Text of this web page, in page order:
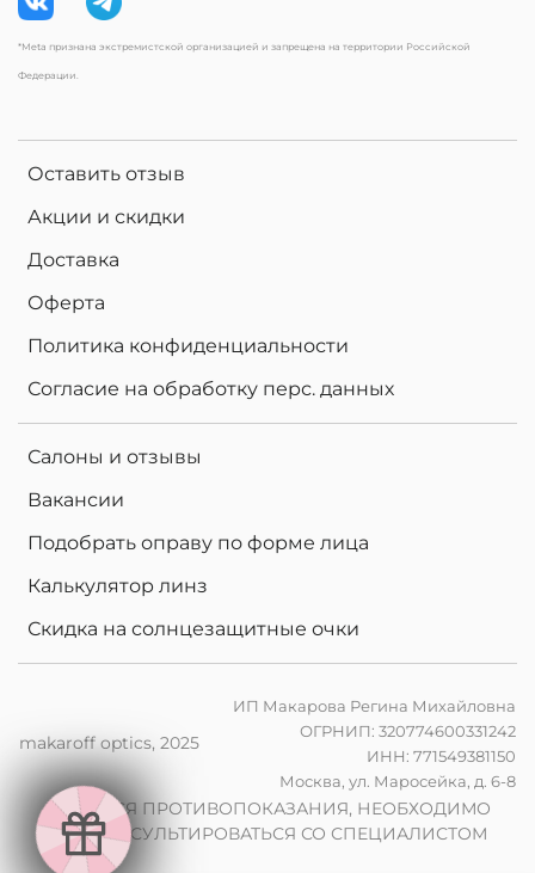
Оставить отзыв
Акции и скидки
Доставка
Оферта
Политика конфиденциальности
Согласие на обработку перс. данных
Салоны и отзывы
Вакансии
Подобрать оправу по форме лица
Калькулятор линз
Скидка на солнцезащитные очки
*Meta признана экстремистской организацией и запрещена на территории Российской
Федерации.
makaroff optics, 2025
ИП Макарова Регина Михайловна
ОГРНИП: 320774600331242
ИНН: 771549381150
Москва, ул. Маросейка, д. 6-8
ИМЕЮТСЯ ПРОТИВОПОКАЗАНИЯ, НЕОБХОДИМО
ПРОКОНСУЛЬТИРОВАТЬСЯ СО СПЕЦИАЛИСТОМ
2
0
%
н
а
к
о
м
п
ь
ю
т
ер
н
ы
е
л
и
н
з
ы
п
ри
з
а
к
а
з
е
о
ч
к
ов
в